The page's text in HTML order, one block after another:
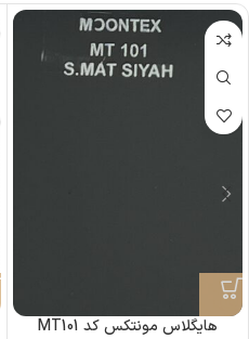
هایگلاس مونتکس کد MT101